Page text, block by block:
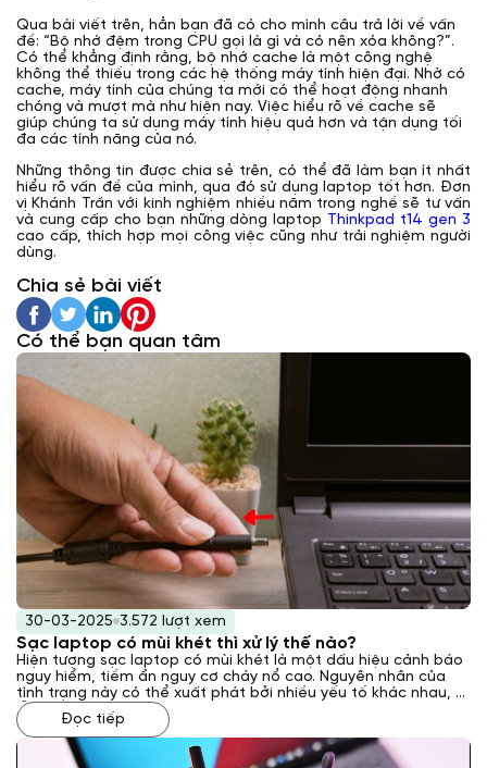
Qua bài viết trên, hẳn bạn đã có cho mình câu trả lời về vấn
đề: “Bộ nhớ đệm trong CPU gọi là gì và có nên xóa không?”.
Có thể khẳng định rằng, bộ nhớ cache là một công nghệ
không thể thiếu trong các hệ thống máy tính hiện đại. Nhờ có
cache, máy tính của chúng ta mới có thể hoạt động nhanh
chóng và mượt mà như hiện nay. Việc hiểu rõ về cache sẽ
giúp chúng ta sử dụng máy tính hiệu quả hơn và tận dụng tối
đa các tính năng của nó.
Những thông tin được chia sẻ trên, có thể đã làm bạn ít nhất
hiểu rõ vấn đề của mình, qua đó sử dụng laptop tốt hơn. Đơn
vị Khánh Trần với kinh nghiệm nhiều năm trong nghề sẽ tư vấn
và cung cấp cho bạn những dòng laptop Thinkpad t14 gen 3
cao cấp, thích hợp mọi công việc cũng như trải nghiệm người
dùng.
Chia sẻ bài viết
Có thể bạn quan tâm
30-03-2025 3.572 lượt xem
Sạc laptop có mùi khét thì xử lý thế nào?
Hiện tượng sạc laptop có mùi khét là một dấu hiệu cảnh báo
nguy hiểm, tiềm ẩn nguy cơ cháy nổ cao. Nguyên nhân của
tình trạng này có thể xuất phát bởi nhiều yếu tố khác nhau, từ
lỗi kỹ thuật bên trong sạc đến các vấn đề về nguồn điện hoặc
môi trường sử dụng. Vậy phải xử lý như thế nào khi gặp phải
tình trạng này? Laptop Khánh Trần sẽ giải đáp cho bạn qua
bài viết sau đây.
Đọc tiếp